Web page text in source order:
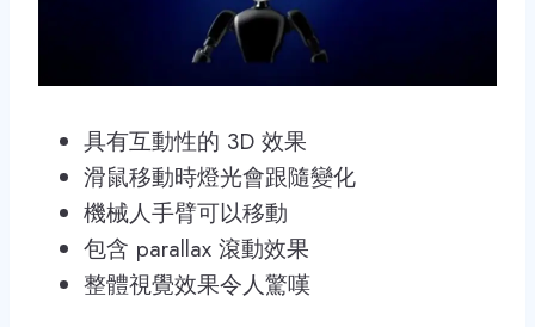
具有互動性的 3D 效果
滑鼠移動時燈光會跟隨變化
機械人手臂可以移動
包含 parallax 滾動效果
整體視覺效果令人驚嘆